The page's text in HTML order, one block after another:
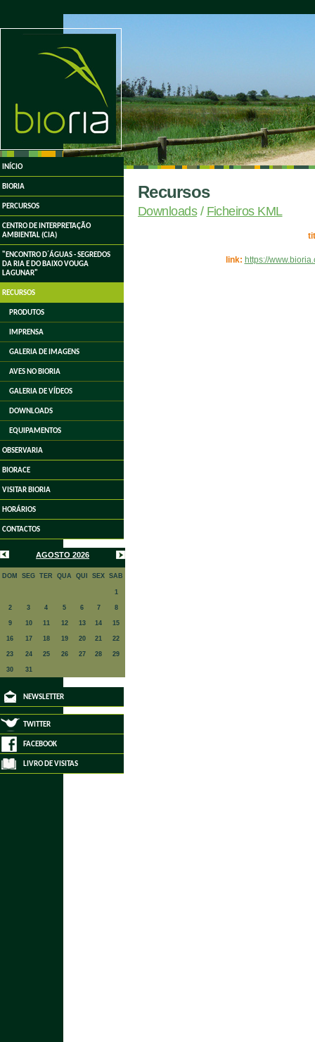
INÍCIO
BIORIA
PERCURSOS
CENTRO DE INTERPRETAÇÃO
AMBIENTAL (CIA)
"ENCONTRO D´ÁGUAS - SEGREDOS
DA RIA E DO BAIXO VOUGA
LAGUNAR"
RECURSOS
PRODUTOS
IMPRENSA
GALERIA DE IMAGENS
AVES NO BIORIA
GALERIA DE VÍDEOS
DOWNLOADS
EQUIPAMENTOS
OBSERVARIA
BIORACE
VISITAR BIORIA
HORÁRIOS
CONTACTOS
AGOSTO 2026
DOM SEG TER QUA QUI SEX SAB
1
2 3 4 5 6 7 8
9 10 11 12 13 14 15
16 17 18 19 20 21 22
23 24 25 26 27 28 29
30 31
NEWSLETTER
TWITTER
FACEBOOK
LIVRO DE VISITAS
Recursos
Downloads/ Ficheiros KML
link: https://